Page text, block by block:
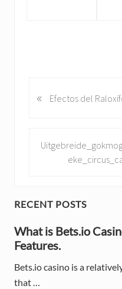
P
P
s
t
:
« Efectos del
N
P
s
t
P
r
i
m
RECENT POSTS
What is Bets.io
Features.
Bets.io casino is a
that …